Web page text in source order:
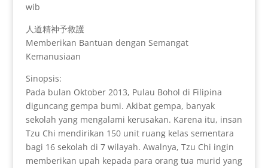
wib
人道精神予救護
Memberikan Bantuan dengan Semangat
Kemanusiaan
Sinopsis:
Pada bulan Oktober 2013, Pulau Bohol di Filipina
diguncang gempa bumi. Akibat gempa, banyak
sekolah yang mengalami kerusakan. Karena itu, insan
Tzu Chi mendirikan 150 unit ruang kelas sementara
bagi 16 sekolah di 7 wilayah. Awalnya, Tzu Chi ingin
memberikan upah kepada para orang tua murid yang